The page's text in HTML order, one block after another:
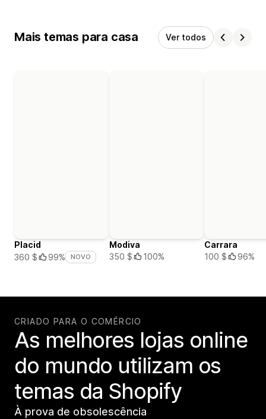
Mais temas para casa Ver todos
Placid
360 $
99% NOVO
Modiva
350 $
100%
Carrara
100 $
96%
CRIADO PARA O COMÉRCIO
As melhores lojas online
do mundo utilizam os
temas da Shopify
À prova de obsolescência